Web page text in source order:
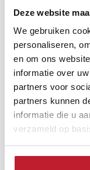
Deze website
We gebruiken
personaliseren,
en om ons
informatie over
partners voor
partners kunnen
informatie die u
verzameld op
Extra